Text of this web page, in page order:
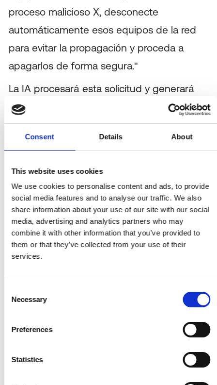
Consent Details About
This website uses cookies
We use cookies to personalise content and ads, to provide
social media features and to analyse our traffic. We also
share information about your use of our site with our social
media, advertising and analytics partners who may
combine it with other information that you’ve provided to
them or that they’ve collected from your use of their
services.
Selection
Necessary
Preferences
Statistics
proceso malicioso X, desconecte
automáticamente esos equipos de la red
para evitar la propagación y proceda a
apagarlos de forma segura."
La IA procesará esta solicitud y generará
un microservicio que realizará estas
acciones:
Escaneará todo el parque informático
Identificará los equipos afectados.
Ejecutará la desconexión de red de
forma controlada
la garantía de que la respuesta será